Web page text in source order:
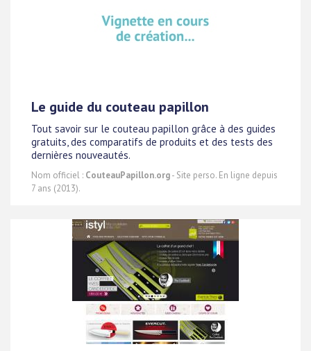
Le guide du couteau papillon
Tout savoir sur le couteau papillon grâce à des guides
gratuits, des comparatifs de produits et des tests des
dernières nouveautés.
Nom officiel : CouteauPapillon.org- Site perso. En ligne depuis
7 ans (2013).